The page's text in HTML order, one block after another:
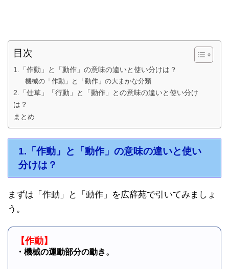
目次
1.「作動」と「動作」の意味の違いと使い分けは？
機械の「作動」と「動作」の大まかな分類
2.「仕草」「行動」と「動作」との意味の違いと使い分け
は？
まとめ
1.「作動」と「動作」の意味の違いと使い
分けは？
まずは「作動」と「動作」を広辞苑で引いてみましょ
う。
【作動】
・機械の運動部分の動き。